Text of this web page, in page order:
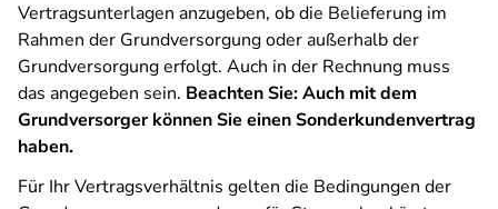
Vertragsunterlagen anzugeben, ob die Belieferung im
Rahmen der Grundversorgung oder außerhalb der
Grundversorgung erfolgt. Auch in der Rechnung muss
das angegeben sein. Beachten Sie: Auch mit dem
Grundversorger können Sie einen Sonderkundenvertrag
haben.
Für Ihr Vertragsverhältnis gelten die Bedingungen der